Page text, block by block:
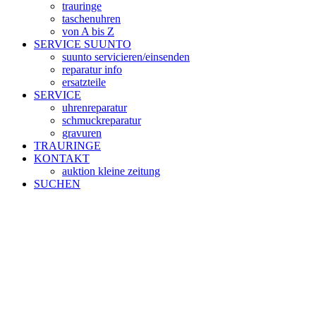
trauringe
taschenuhren
von A bis Z
SERVICE SUUNTO
suunto servicieren/einsenden
reparatur info
ersatzteile
SERVICE
uhrenreparatur
schmuckreparatur
gravuren
TRAURINGE
KONTAKT
auktion kleine zeitung
SUCHEN